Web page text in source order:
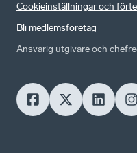
Cookieinställningar och
Bli medlemsföretag
Ansvarig utgivare och